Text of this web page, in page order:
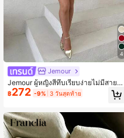
4
Jemour
Jemour ผู้หญิงสีทึบเรียบง่ายไม่มีสายห
นัง Jumpsuit Unitard พร้อม Ruffle He
m สำหรับสวมใส่ทุกวัน
฿272 -9% 3 วันสุดท้าย